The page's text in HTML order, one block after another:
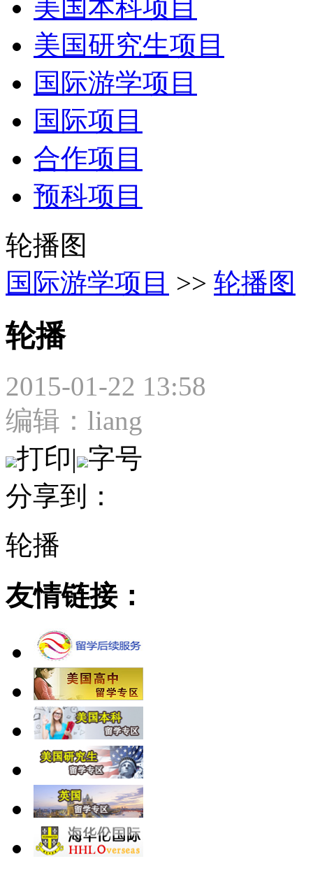
美国本科项目
美国研究生项目
国际游学项目
国际项目
合作项目
预科项目
轮播图
国际游学项目 >> 轮播图
轮播
2015-01-22 13:58
编辑：liang
打印| 字号
分享到：
轮播
友情链接：